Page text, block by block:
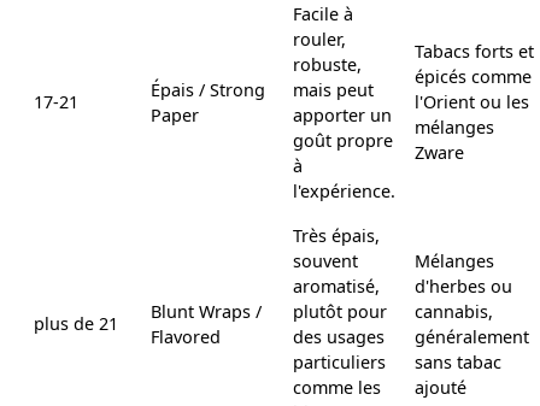
17-21
Épais / Strong
Paper
Facile à
rouler,
robuste,
mais peut
apporter un
goût propre
à
l'expérience.
Tabacs forts et
épicés comme
l'Orient ou les
mélanges
Zware
plus de 21
Blunt Wraps /
Flavored
Très épais,
souvent
aromatisé,
plutôt pour
des usages
particuliers
comme les
Mélanges
d'herbes ou
cannabis,
généralement
sans tabac
ajouté